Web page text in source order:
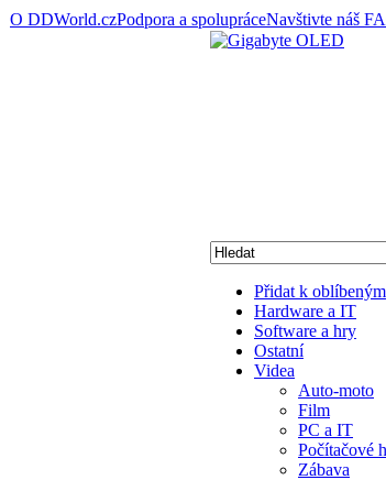
O DDWorld.czPodpora a spolupráceNavštivte náš
Přidat k oblíbeným
Hardware a IT
Software a hry
Ostatní
Videa
Auto-moto
Film
PC a IT
Počítačové
Zábava